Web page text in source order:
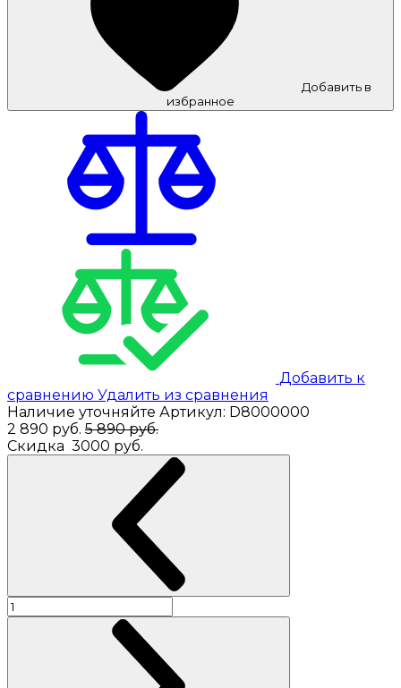
Добавить в
избранное
Добавить к
сравнению Удалить из сравнения
Наличие уточняйте Артикул: D8000000
2 890 руб. 5 890 руб.
Скидка 3000 руб.